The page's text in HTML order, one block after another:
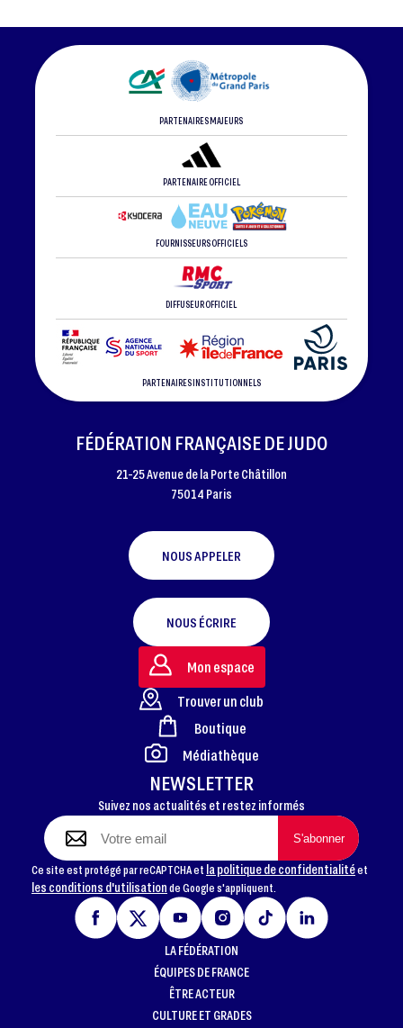
PARTENAIRES MAJEURS
PARTENAIRE OFFICIEL
FOURNISSEURS OFFICIELS
DIFFUSEUR OFFICIEL
PARTENAIRES INSTITUTIONNELS
FOOTER
FÉDÉRATION FRANÇAISE DE JUDO
21-25 Avenue de la Porte Châtillon
75014 Paris
NOUS APPELER
NOUS ÉCRIRE
NEWSLETTER
Suivez nos actualités et restez informés
Ce site est protégé par reCAPTCHA et la politique de confidentialitéet
les conditions d'utilisationde Google s'appliquent.
Mon espace
Trouver un club
Boutique
Médiathèque
LA FÉDÉRATION
ÉQUIPES DE FRANCE
ÊTRE ACTEUR
CULTURE ET GRADES